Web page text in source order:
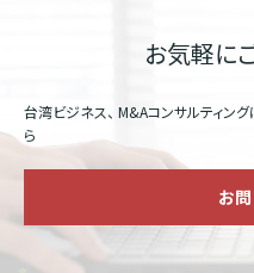
お気軽に
台湾ビジネス、 M&Aコンサルティン
ら
お